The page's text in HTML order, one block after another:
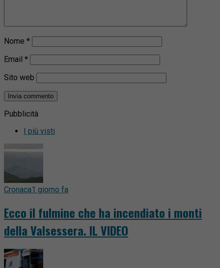
Nome *
Email *
Sito web
Pubblicità
I più visti
Cronaca1 giorno fa
Ecco il fulmine che ha incendiato i monti
della Valsessera. IL VIDEO